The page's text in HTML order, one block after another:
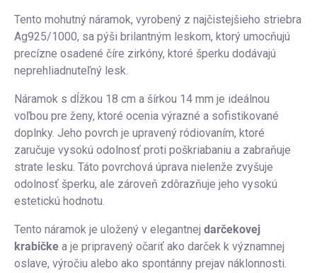
Tento mohutný náramok, vyrobený z najčistejšieho striebra
Ag925/1000, sa pýši brilantným leskom, ktorý umocňujú
precízne osadené číre zirkóny, ktoré šperku dodávajú
neprehliadnuteľný lesk.
Náramok s dĺžkou 18 cm a šírkou 14 mm je ideálnou
voľbou pre ženy, ktoré ocenia výrazné a sofistikované
doplnky. Jeho povrch je upravený ródiovaním, ktoré
zaručuje vysokú odolnosť proti poškriabaniu a zabraňuje
strate lesku. Táto povrchová úprava nielenže zvyšuje
odolnosť šperku, ale zároveň zdôrazňuje jeho vysokú
estetickú hodnotu.
Tento náramok je uložený v elegantnej darčekovej
krabičke a je pripravený očariť ako darček k významnej
oslave, výročiu alebo ako spontánny prejav náklonnosti.